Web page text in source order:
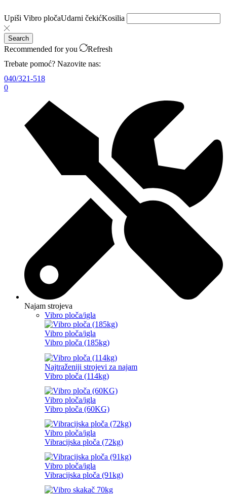
Upiši Vibro pločaUdarni čekićKosilia
Search
Recommended for you
Refresh
Trebate pomoć? Nazovite nas:
040/321-518
0
Najam strojeva
Vibro ploča/igla
Vibro ploča/igla
Vibro ploča (185kg)
Najtraženiji strojevi za najam
Vibro ploča (114kg)
Vibro ploča/igla
Vibro ploča (60KG)
Vibro ploča/igla
Vibracijska ploča (72kg)
Vibro ploča/igla
Vibracijska ploča (91kg)